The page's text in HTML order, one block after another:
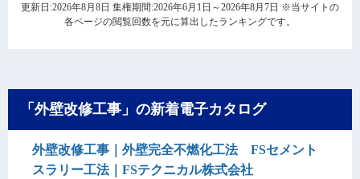
更新日:2026年8月8日 集権期間:2026年6月1日～2026年8月7日 ※当サイトの
各ページの閲覧回数を元に算出したランキングです。
「外壁改修工事」の新着電子カタログ
外壁改修工事｜外壁完全不燃化工法 FSセメント
スラリー工法｜FSテクニカル株式会社